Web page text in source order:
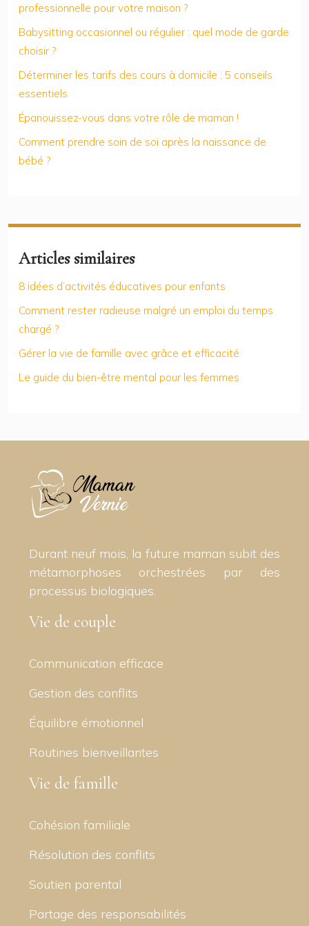
professionnelle pour votre maison ?
Babysitting occasionnel ou régulier : quel mode de garde
choisir ?
Déterminer les tarifs des cours à domicile : 5 conseils
essentiels
Épanouissez-vous dans votre rôle de maman !
Comment prendre soin de soi après la naissance de
bébé ?
Articles similaires
8 idées d’activités éducatives pour enfants
Comment rester radieuse malgré un emploi du temps
chargé ?
Gérer la vie de famille avec grâce et efficacité
Le guide du bien-être mental pour les femmes
Durant neuf mois, la future maman subit des
métamorphoses orchestrées par des
processus biologiques.
Vie de couple
Communication efficace
Gestion des conflits
Équilibre émotionnel
Routines bienveillantes
Vie de famille
Cohésion familiale
Résolution des conflits
Soutien parental
Partage des responsabilités